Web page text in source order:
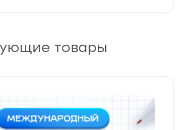
товары